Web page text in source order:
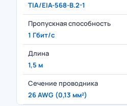
TIA/EIA-568-B.2-1
Пропускная способность
1 Гбит/с
Длина
1,5 м
Сечение проводника
26 AWG (0,13 мм²)